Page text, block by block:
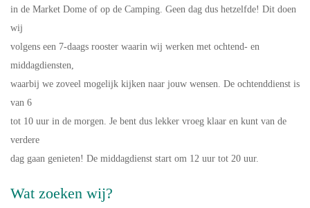
in de Market Dome of op de Camping. Geen dag dus hetzelfde! Dit doen
wij
volgens een 7-daags rooster waarin wij werken met ochtend- en
middagdiensten,
waarbij we zoveel mogelijk kijken naar jouw wensen. De ochtenddienst is
van 6
tot 10 uur in de morgen. Je bent dus lekker vroeg klaar en kunt van de
verdere
dag gaan genieten! De middagdienst start om 12 uur tot 20 uur.
Wat zoeken wij?